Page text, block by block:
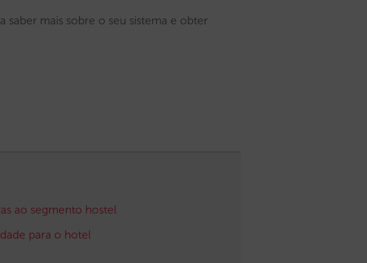
saber mais sobre o seu sistema e obter
ao segmento hostel
para o hotel